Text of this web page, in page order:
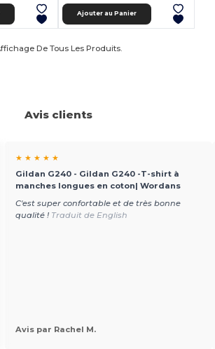
Ajouter au Panier
De Tous Les Produits.
Avis clients
★ ★ ★ ★ ★
Gildan G240 - Gildan G240 -T-shirt à
manches longues en coton| Wordans
C'est super confortable et de très bonne
qualité ! Traduit de English
Avis par Rachel M.